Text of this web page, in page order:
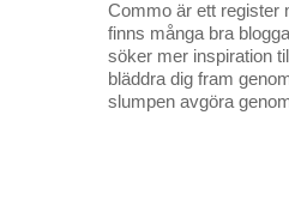
Commo är ett register
finns många bra
söker mer inspiration
bläddra dig fram
slumpen avgöra